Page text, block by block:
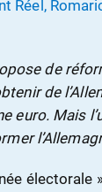
Réel,
de
de
euro. Mais
électorale